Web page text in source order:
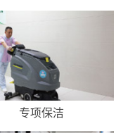
专项保洁